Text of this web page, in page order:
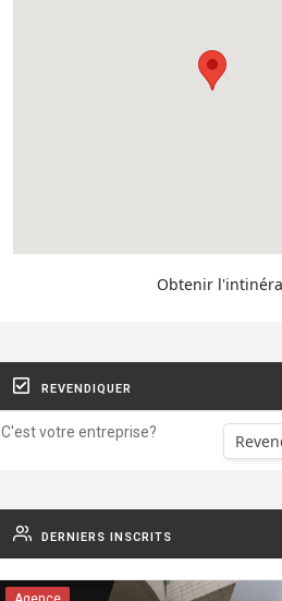
Obtenir
REVENDIQUER
C'est votre entreprise?
DERNIERS INSCRITS